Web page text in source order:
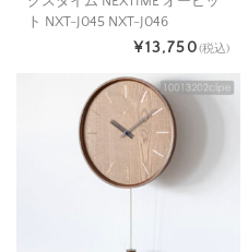
ト NXT-J045 NXT-J046
¥13,750(税込)